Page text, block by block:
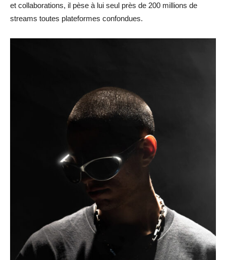
et collaborations, il pèse à lui seul près de 200 millions de
streams toutes plateformes confondues.